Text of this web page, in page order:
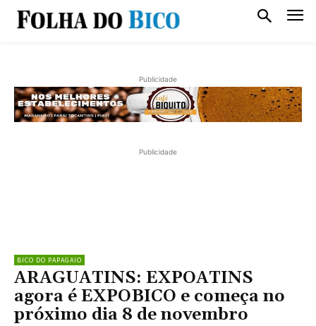
Publicidade
Publicidade
BICO DO PAPAGAIO
ARAGUATINS: EXPOATINS
agora é EXPOBICO e começa no
próximo dia 8 de novembro